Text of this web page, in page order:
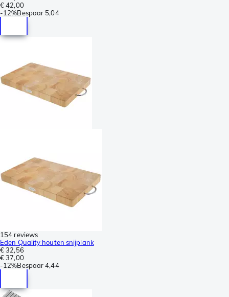
€ 42,00
-12%Bespaar 5,04
154 reviews
Eden Quality houten snijplank
€ 32,56
€ 37,00
-12%Bespaar 4,44